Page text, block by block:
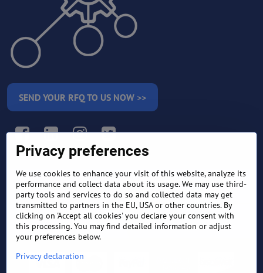
SEND YOUR RFQ TO US NOW >>
TERMS AND CONDITIONS
RETURN AND REFUND
POLICY
FREQUENTLY ASKED
QUESTIONS
EXPORT FINANCE & LETTER
OF CREDIT
Privacy preferences
We use cookies to enhance your visit of this website, analyze its
performance and collect data about its usage. We may use third-
party tools and services to do so and collected data may get
transmitted to partners in the EU, USA or other countries. By
clicking on 'Accept all cookies' you declare your consent with
this processing. You may find detailed information or adjust
your preferences below.
Privacy declaration